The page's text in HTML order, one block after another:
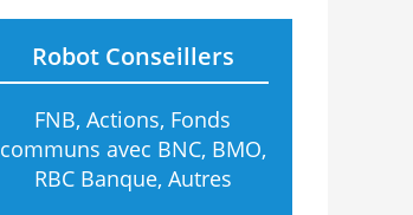
Robot Conseillers
FNB, Actions, Fonds
communs avec BNC, BMO,
RBC Banque, Autres